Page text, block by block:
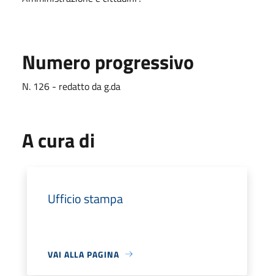
Numero progressivo
N. 126 - redatto da g.da
A cura di
Ufficio stampa
VAI ALLA PAGINA